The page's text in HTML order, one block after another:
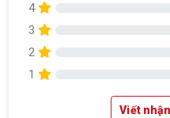
4
3
2
1
Viết